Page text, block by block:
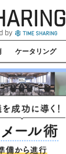
by
ケータリング